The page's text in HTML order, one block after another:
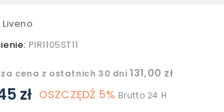
Liveno
PIR1105ST11
cena z ostatnich 30 dni131,00 zł
zł OSZCZĘDŹ 5% Brutto 24 H